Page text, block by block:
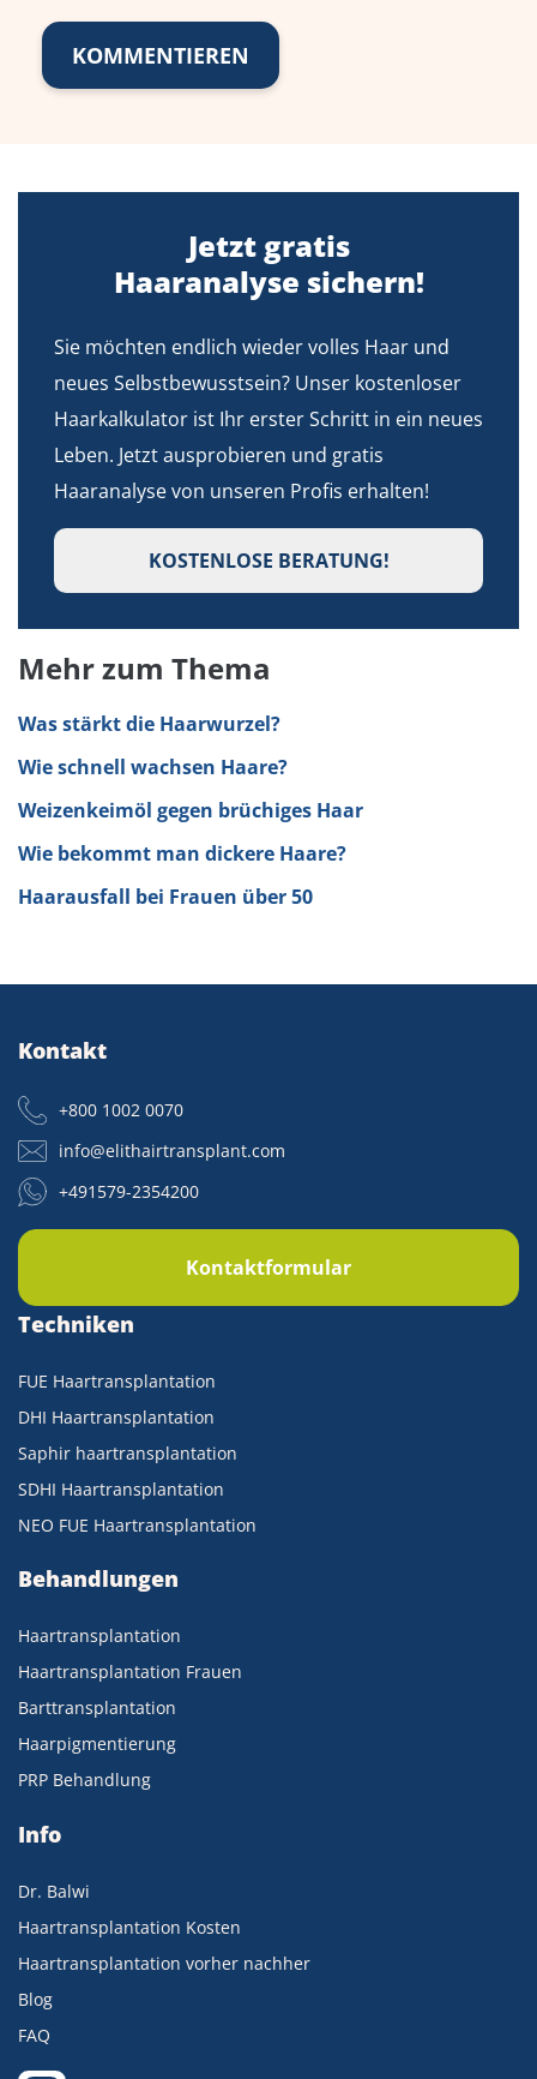
Jetzt gratis
Haaranalyse sichern!
Sie möchten endlich wieder volles Haar und
neues Selbstbewusstsein? Unser kostenloser
Haarkalkulator ist Ihr erster Schritt in ein neues
Leben. Jetzt ausprobieren und gratis
Haaranalyse von unseren Profis erhalten!
KOSTENLOSE BERATUNG!
Mehr zum Thema
Was stärkt die Haarwurzel?
Wie schnell wachsen Haare?
Weizenkeimöl gegen brüchiges Haar
Wie bekommt man dickere Haare?
Haarausfall bei Frauen über 50
Kontakt
+800 1002 0070
info@elithairtransplant.com
+491579-2354200
Kontaktformular
Techniken
FUE Haartransplantation
DHI Haartransplantation
Saphir haartransplantation
SDHI Haartransplantation
NEO FUE Haartransplantation
Behandlungen
Haartransplantation
Haartransplantation Frauen
Barttransplantation
Haarpigmentierung
PRP Behandlung
Info
Dr. Balwi
Haartransplantation Kosten
Haartransplantation vorher nachher
Blog
FAQ